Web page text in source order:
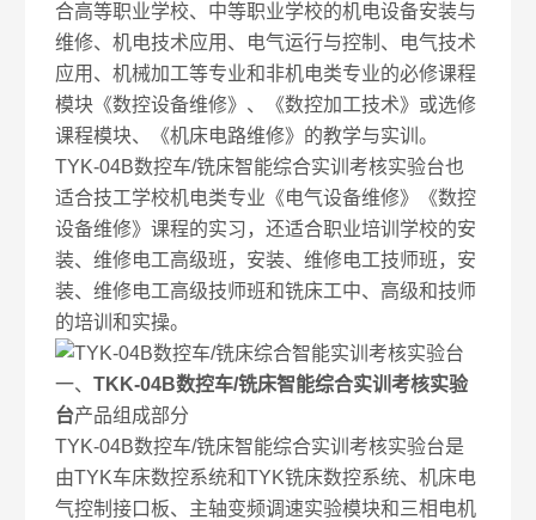
合高等职业学校、中等职业学校的机电设备安装与
维修、机电技术应用、电气运行与控制、电气技术
应用、机械加工等专业和非机电类专业的必修课程
模块《数控设备维修》、《数控加工技术》或选修
课程模块、《机床电路维修》的教学与实训。
TYK-04B数控车/铣床智能综合实训考核实验台也
适合技工学校机电类专业《电气设备维修》《数控
设备维修》课程的实习，还适合职业培训学校的安
装、维修电工高级班，安装、维修电工技师班，安
装、维修电工高级技师班和铣床工中、高级和技师
的培训和实操。
一、TKK-04B数控车/铣床智能综合实训考核实验
台产品组成部分
TYK-04B数控车/铣床智能综合实训考核实验台是
由TYK车床数控系统和TYK铣床数控系统、机床电
气控制接口板、主轴变频调速实验模块和三相电机